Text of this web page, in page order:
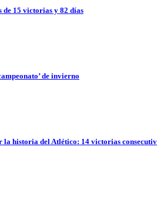
de 15 victorias y 82 días
de invierno
la historia del Atlético: 14 victorias